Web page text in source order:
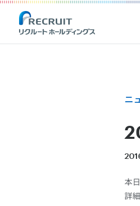
Recruit Holdings
ニ
本
詳